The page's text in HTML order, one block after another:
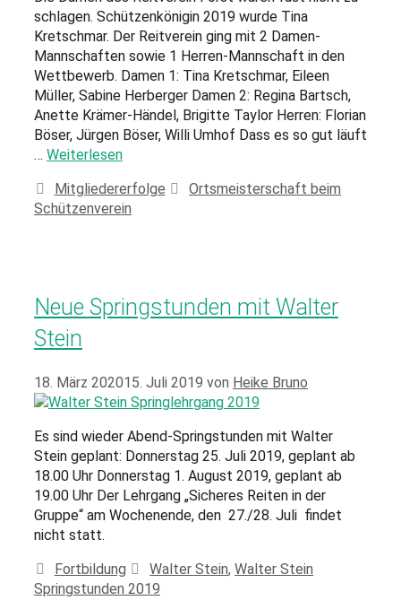
schlagen. Schützenkönigin 2019 wurde Tina
Kretschmar. Der Reitverein ging mit 2 Damen-
Mannschaften sowie 1 Herren-Mannschaft in den
Wettbewerb. Damen 1: Tina Kretschmar, Eileen
Müller, Sabine Herberger Damen 2: Regina Bartsch,
Anette Krämer-Händel, Brigitte Taylor Herren: Florian
Böser, Jürgen Böser, Willi Umhof Dass es so gut läuft
… Weiterlesen
Mitgliedererfolge
Ortsmeisterschaft beim
Schützenverein
Neue Springstunden mit Walter
Stein
18. März 202015. Juli 2019 von Heike Bruno
Es sind wieder Abend-Springstunden mit Walter
Stein geplant: Donnerstag 25. Juli 2019, geplant ab
18.00 Uhr Donnerstag 1. August 2019, geplant ab
19.00 Uhr Der Lehrgang „Sicheres Reiten in der
Gruppe“ am Wochenende, den 27./28. Juli findet
nicht statt.
Fortbildung
Walter Stein,Walter Stein
Springstunden 2019